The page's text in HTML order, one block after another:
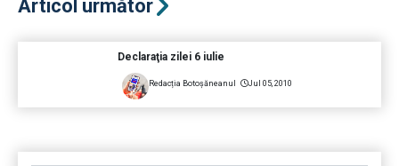
Articol următor
Declaraţia zilei 6 iulie
Redacția Botoșăneanul Jul 05, 2010